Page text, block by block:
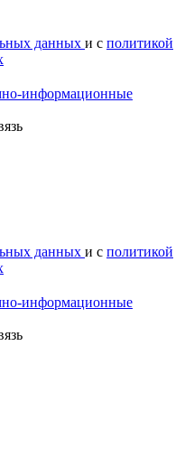
данных и с политикой
информационные
данных и с политикой
информационные